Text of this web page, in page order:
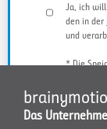
Ja, ich
den in der
und
* Die
Das